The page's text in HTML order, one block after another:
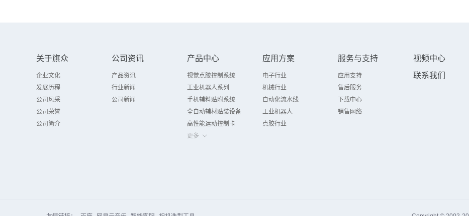
关于旗众
企业文化
发展历程
公司风采
公司荣誉
公司简介
公司资讯
产品资讯
行业新闻
公司新闻
产品中心
视觉点胶控制系统
工业机器人系列
手机辅料贴附系统
全自动辅材贴装设备
高性能运动控制卡
更多
应用方案
电子行业
机械行业
自动化流水线
工业机器人
点胶行业
服务与支持
应用支持
售后服务
下载中心
销售网络
视频中心
联系我们